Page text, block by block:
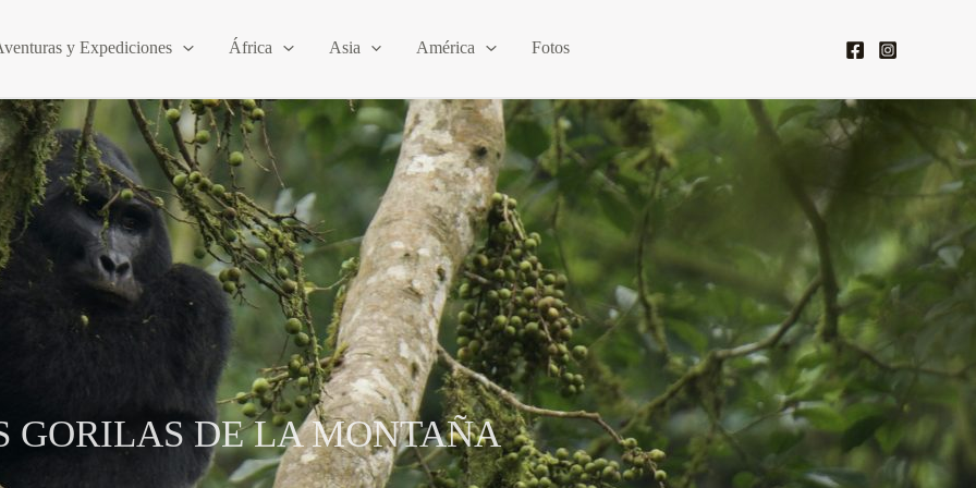
y Expediciones África Asia América Fotos
GORILAS DE LA MONTAÑA